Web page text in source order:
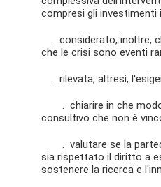
compresi gli
. considerato, inoltre,
che le crisi sono eventi
. rilevata, altresì,
. chiarire in che modo
consultivo che non è
. valutare se la
sia rispettato il diritto a
sostenere la ricerca e